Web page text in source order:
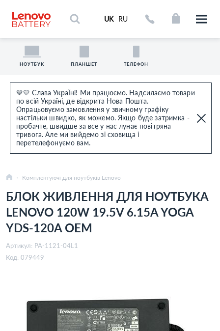
💙💛 Слава УкраЇні! Ми працюємо. Надсилаємо товари
по всій Україні, де відкрита Нова Пошта.
Опрацьовуємо замовлення у звичному графіку
настільки швидко, як можемо. Якщо буде затримка -
пробачте, швидше за все у нас лунає повітряна
тривога. Але ми вийдемо зі сховища і
перетелефонуємо вам.
UK RU
НОУТБУК ПЛАНШЕТ ТЕЛЕФОН
Комплектуючі для ноутбуків Lenovo
БЛОК ЖИВЛЕННЯ ДЛЯ НОУТБУКА
LENOVO 120W 19.5V 6.15A YOGA
YDS-120A OEM
Артикул: PA-1121-04L1
Код: 079449